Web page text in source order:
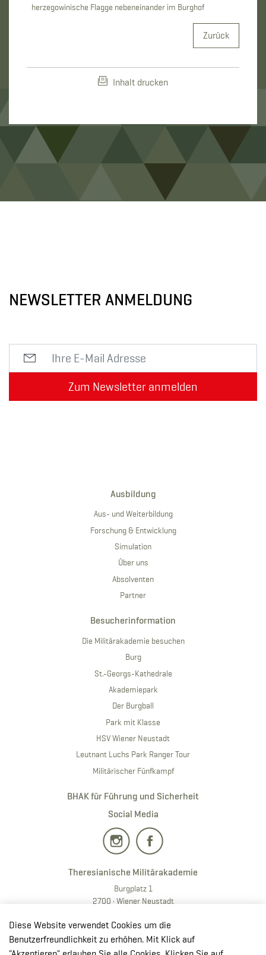
herzegowinische Flagge nebeneinander im Burghof
Zurück
Inhalt drucken
NEWSLETTER ANMELDUNG
Zum Newsletter anmelden
Ausbildung
Aus- und Weiterbildung
Forschung & Entwicklung
Simulation
Über uns
Absolventen
Partner
Besucherinformation
Die Militärakademie besuchen
Burg
St.-Georgs-Kathedrale
Akademiepark
Der Burgball
Park mit Klasse
HSV Wiener Neustadt
Leutnant Luchs Park Ranger Tour
Militärischer Fünfkampf
BHAK für Führung und Sicherheit
Social Media
Theresianische Militärakademie
Burgplatz 1
2700 · Wiener Neustadt
T:+43 50201 20 28901
E:redaktion.milak @bmlv.gv.at
Diese Website verwendet Cookies um die
Benutzerfreundlichkeit zu erhöhen. Mit Klick auf